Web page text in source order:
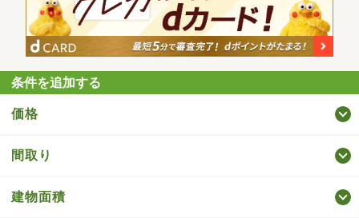
条件を追加する
価格
間取り
建物面積